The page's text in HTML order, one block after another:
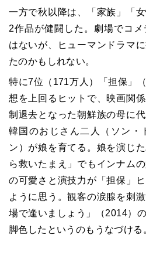
一方で秋以降は、「家族」「
2作品が健闘した。劇場でコ
はないが、ヒューマンドラマ
たのかもしれない。
特に7位（171万人）「担保」
想を上回るヒットで、映画関
制退去となった朝鮮族の母に
韓国のおじさん二人（ソン・
ン）が娘を育てる。娘を演じ
ら救いたまえ」でもインナム
の可愛さと演技力が「担保」
ように思う。観客の涙腺を刺
場で逢いましょう」（2014）
脚色したというのもうなづける